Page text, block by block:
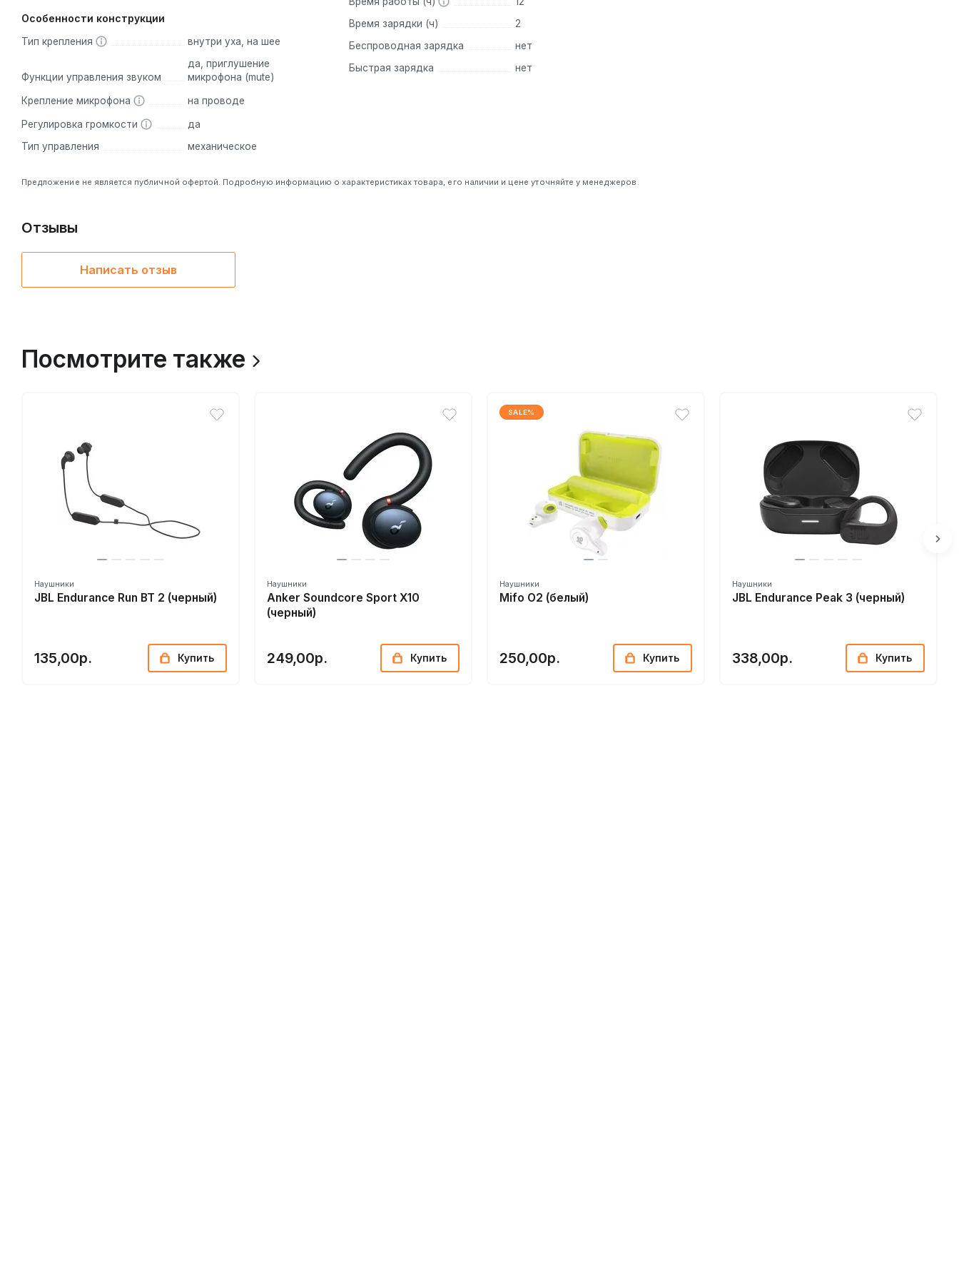
Особенности конструкции
Тип крепления внутри уха, на шее
Функции управления звуком
да, приглушение
микрофона (mute)
Крепление микрофона на проводе
Регулировка громкости
да
Тип управления
механическое
Время зарядки (ч)
2
Беспроводная зарядка
нет
Быстрая зарядка
нет
Предложение не является публичной офертой. Подробную информацию о характеристиках товара, его наличии и цене уточняйте у менеджеров.
Отзывы
Написать отзыв
Посмотрите также
Наушники
JBL Endurance Run BT 2 (черный)
135,00р. Купить
Наушники
Anker Soundcore Sport X10
(черный)
249,00р. Купить
SALE%
Наушники
Mifo O2 (белый)
250,00р. Купить
Наушники
JBL Endurance Peak 3 (черный)
338,00р. Купить